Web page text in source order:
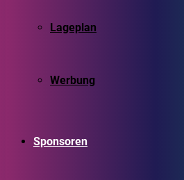
Lageplan
Werbung
Sponsoren